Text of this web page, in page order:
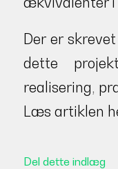
Der er
dette
realisering,
Læs artiklen
Del dette indlæg